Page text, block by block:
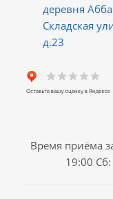
деревня
Складская
д.23
Время приёма
19:00